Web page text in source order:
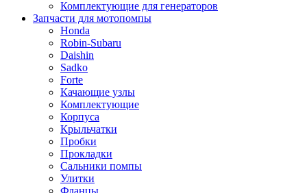
Комплектующие для генераторов
Запчасти для мотопомпы
Honda
Robin-Subaru
Daishin
Sadko
Forte
Качающие узлы
Комплектующие
Корпуса
Крыльчатки
Пробки
Прокладки
Сальники помпы
Улитки
Фланцы